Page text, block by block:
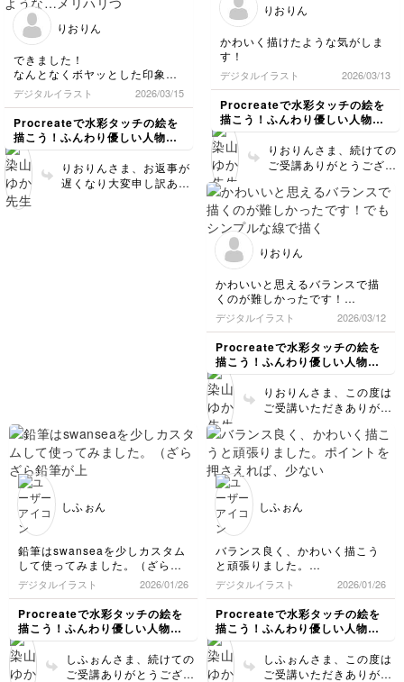
🍵
りおりん
できました！
なんとなくボヤッとした印象に
なってしまったような…メリハ
リつけながら塗るところと塗ら
ないところを考えるのが難しか
ったです💦
でも可愛いです✨
デジタルイラスト 2026/03/15
Procreateで水彩タッチの絵を
描こう！ふんわり優しい人物イ
ラスト講座
りおりんさま、お返事が
遅くなり大変申し訳あり
りおりん
かわいく描けたような気がしま
す！
デジタルイラスト 2026/03/13
Procreateで水彩タッチの絵を
描こう！ふんわり優しい人物イ
ラスト講座
りおりんさま、続けての
ご受講ありがとうござい
す…！😊特に線の強弱と
影の付け方がお上手で、
全体的に雰囲気がありと
疲れさまでした🍵
りおりん
かわいいと思えるバランスで描
くのが難しかったです！
でもシンプルな線で描くポイン
トが少しわかった気がします
デジタルイラスト 2026/03/12
Procreateで水彩タッチの絵を
描こう！ふんわり優しい人物イ
ラスト講座
りおりんさま、この度は
ご受講いただきありがと
でとっても可愛いです！
✨特に口を開けた笑顔が
可愛くて、ほっこりしま
れます。ご受講お疲れさ
しふぉん
鉛筆はswanseaを少しカスタム
して使ってみました。（ざらざ
ら鉛筆が上手く使えず🥺）
先生の線の強弱の付け方がとて
もお上手で、参考になります。
デジタルイラスト 2026/01/26
Procreateで水彩タッチの絵を
描こう！ふんわり優しい人物イ
ラスト講座
しふぉんさま、続けての
ご受講ありがとうござい
しふぉん
バランス良く、かわいく描こう
と頑張りました。
ポイントを押さえれば、少ない
範囲の色塗りでも立体感が出ま
すね。
デジタルイラスト 2026/01/26
Procreateで水彩タッチの絵を
描こう！ふんわり優しい人物イ
ラスト講座
しふぉんさま、この度は
ご受講いただきありがと